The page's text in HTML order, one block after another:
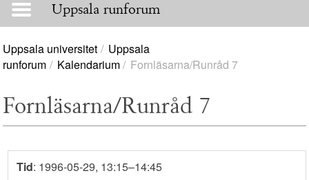
Uppsala runforum
Uppsala universitet
Uppsala
runforum
Kalendarium Fornläsarna/Runråd 7
Fornläsarna/Runråd 7
Tid: 1996-05-29, 13:15–14:45